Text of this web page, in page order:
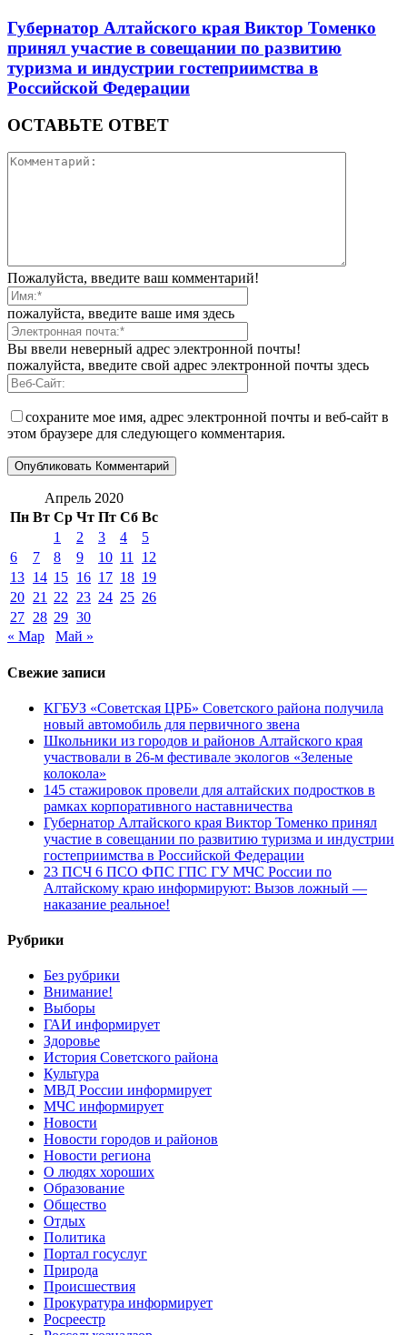
Губернатор Алтайского края Виктор Томенко
принял участие в совещании по развитию
туризма и индустрии гостеприимства в
Российской Федерации
ОСТАВЬТЕ ОТВЕТ
Пожалуйста, введите ваш комментарий!
пожалуйста, введите ваше имя здесь
Вы ввели неверный адрес электронной почты!
пожалуйста, введите свой адрес электронной почты здесь
сохраните мое имя, адрес электронной почты и веб-сайт в
этом браузере для следующего комментария.
Апрель 2020
Пн Вт Ср Чт Пт Сб Вс
1
2 3 4
5
6
7 8 9 10 11
12
13 14 15 16 17 18 19
20 21 22 23 24 25 26
27 28 29 30
« Мар
Май »
Свежие записи
КГБУЗ «Советская ЦРБ» Советского района получила
новый автомобиль для первичного звена
Школьники из городов и районов Алтайского края
участвовали в 26-м фестивале экологов «Зеленые
колокола»
145 стажировок провели для алтайских подростков в
рамках корпоративного наставничества
Губернатор Алтайского края Виктор Томенко принял
участие в совещании по развитию туризма и индустрии
гостеприимства в Российской Федерации
23 ПСЧ 6 ПСО ФПС ГПС ГУ МЧС России по
Алтайскому краю информируют: Вызов ложный —
наказание реальное!
Рубрики
Без рубрики
Внимание!
Выборы
ГАИ информирует
Здоровье
История Советского района
Культура
МВД России информирует
МЧС информирует
Новости
Новости городов и районов
Новости региона
О людях хороших
Образование
Общество
Отдых
Политика
Портал госуслуг
Природа
Происшествия
Прокуратура информирует
Росреестр